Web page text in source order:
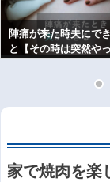
陣痛が来た時夫にで
と【その時は突然や
家で焼肉を楽